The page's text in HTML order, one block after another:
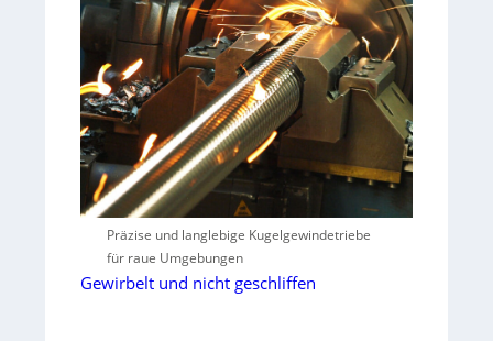
Präzise und langlebige Kugelgewindetriebe
für raue Umgebungen
Gewirbelt und nicht geschliffen